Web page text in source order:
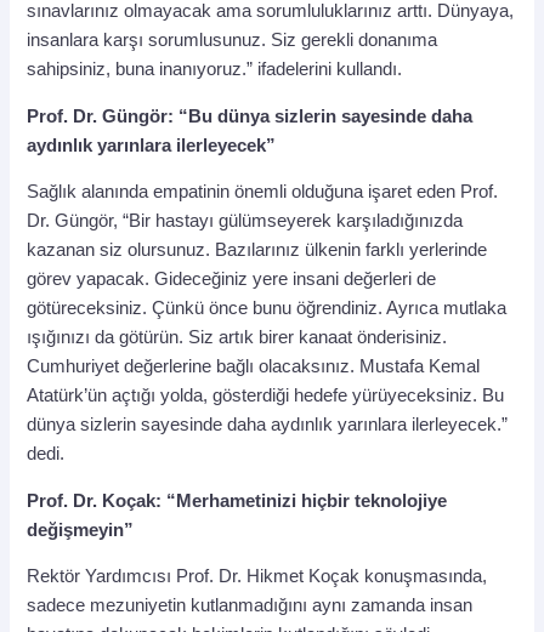
sınavlarınız olmayacak ama sorumluluklarınız arttı. Dünyaya,
insanlara karşı sorumlusunuz. Siz gerekli donanıma
sahipsiniz, buna inanıyoruz.” ifadelerini kullandı.
Prof. Dr. Güngör: “Bu dünya sizlerin sayesinde daha
aydınlık yarınlara ilerleyecek”
Sağlık alanında empatinin önemli olduğuna işaret eden Prof.
Dr. Güngör, “Bir hastayı gülümseyerek karşıladığınızda
kazanan siz olursunuz. Bazılarınız ülkenin farklı yerlerinde
görev yapacak. Gideceğiniz yere insani değerleri de
götüreceksiniz. Çünkü önce bunu öğrendiniz. Ayrıca mutlaka
ışığınızı da götürün. Siz artık birer kanaat önderisiniz.
Cumhuriyet değerlerine bağlı olacaksınız. Mustafa Kemal
Atatürk’ün açtığı yolda, gösterdiği hedefe yürüyeceksiniz. Bu
dünya sizlerin sayesinde daha aydınlık yarınlara ilerleyecek.”
dedi.
Prof. Dr. Koçak: “Merhametinizi hiçbir teknolojiye
değişmeyin”
Rektör Yardımcısı Prof. Dr. Hikmet Koçak konuşmasında,
sadece mezuniyetin kutlanmadığını aynı zamanda insan